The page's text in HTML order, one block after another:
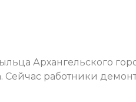
Архангельского
Сейчас работники